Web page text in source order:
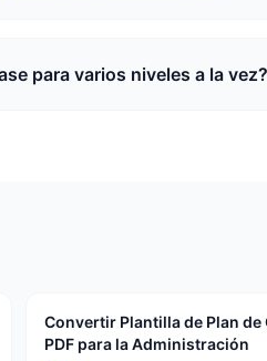
para varios niveles a la
Convertir Plantilla de Plan de
PDF para la Administración